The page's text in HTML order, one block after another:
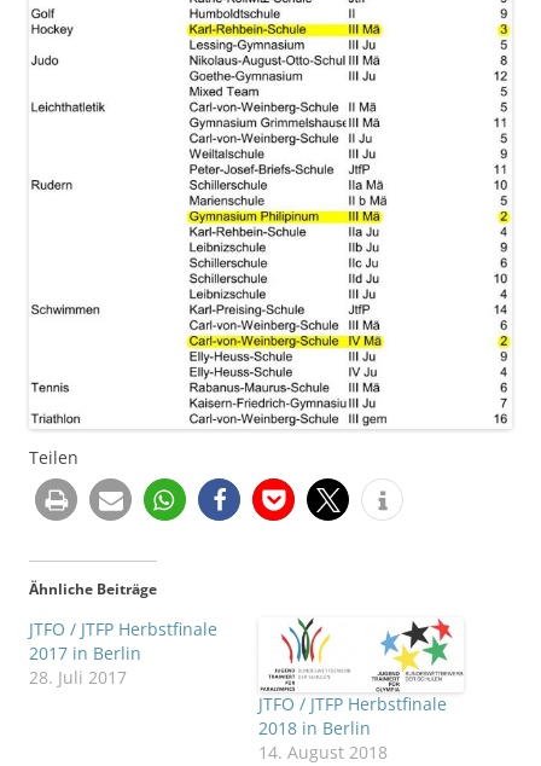
Teilen
Ähnliche Beiträge
JTFO / JTFP Herbstfinale
2017 in Berlin
28. Juli 2017
JTFO / JTFP Herbstfinale
2018 in Berlin
14. August 2018